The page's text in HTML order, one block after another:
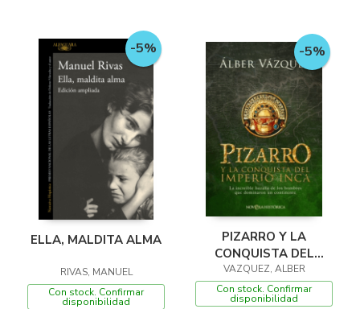
-5%
ELLA, MALDITA ALMA
RIVAS, MANUEL
Con stock. Confirmar
disponibilidad
-5%
PIZARRO Y LA
CONQUISTA DEL
IMPERIO INCA
VAZQUEZ, ALBER
Con stock. Confirmar
disponibilidad